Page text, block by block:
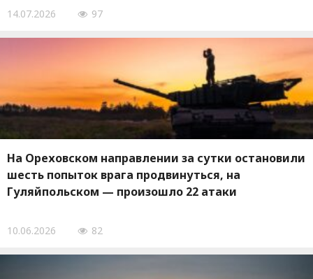
14.07.2026 97
На Ореховском направлении за сутки остановили
шесть попыток врага продвинуться, на
Гуляйпольском — произошло 22 атаки
10.06.2026 82